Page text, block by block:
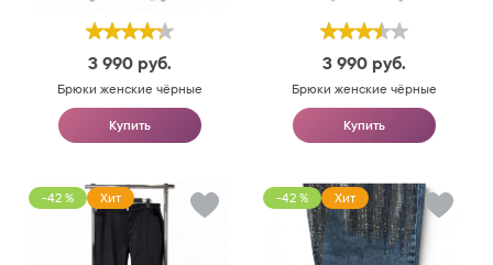
3 990 руб.
Брюки женские чёрные
Купить
3 990 руб.
Брюки женские чёрные
Купить
-42 % Хит -42 % Хит